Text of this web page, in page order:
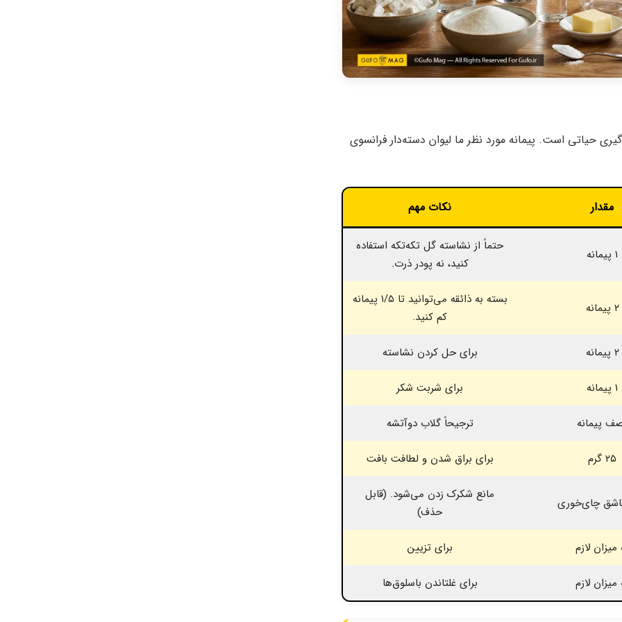
حیاتی است. پیمانه مورد نظر ما لیوان دسته‌دار فرانسوی
مقدار نکات مهم
۱ پیمانه
حتماً از نشاسته گل تکه‌تکه استفاده
کنید، نه پودر ذرت.
۲ پیمانه
بسته به ذائقه می‌توانید تا ۱/۵ پیمانه
کم کنید.
۲ پیمانه برای حل کردن نشاسته
۱ پیمانه برای شربت شکر
پیمانه ترجیحاً گلاب دوآتشه
۲۵ گرم برای براق شدن و لطافت بافت
چای‌خوری
مانع شکرک زدن می‌شود. (قابل
حذف)
میزان لازم برای تزیین
میزان لازم برای غلتاندن باسلوق‌ها